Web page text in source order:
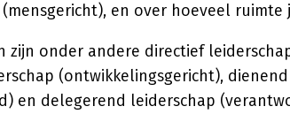
en over hoeveel
zijn onder andere directief
(ontwikkelingsgericht),
en delegerend leiderschap